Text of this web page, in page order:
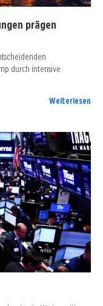
prägen
durch intensive
Weiterlesen